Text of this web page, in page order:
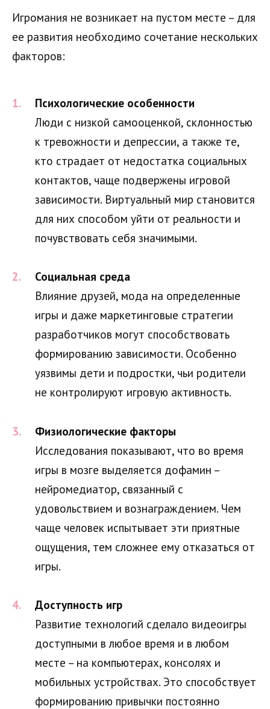
Игромания не возникает на пустом месте – для
ее развития необходимо сочетание нескольких
факторов:
Психологические особенности
Люди с низкой самооценкой, склонностью
к тревожности и депрессии, а также те,
кто страдает от недостатка социальных
контактов, чаще подвержены игровой
зависимости. Виртуальный мир становится
для них способом уйти от реальности и
почувствовать себя значимыми.
Социальная среда
Влияние друзей, мода на определенные
игры и даже маркетинговые стратегии
разработчиков могут способствовать
формированию зависимости. Особенно
уязвимы дети и подростки, чьи родители
не контролируют игровую активность.
Физиологические факторы
Исследования показывают, что во время
игры в мозге выделяется дофамин –
нейромедиатор, связанный с
удовольствием и вознаграждением. Чем
чаще человек испытывает эти приятные
ощущения, тем сложнее ему отказаться от
игры.
Доступность игр
Развитие технологий сделало видеоигры
доступными в любое время и в любом
месте – на компьютерах, консолях и
мобильных устройствах. Это способствует
формированию привычки постоянно